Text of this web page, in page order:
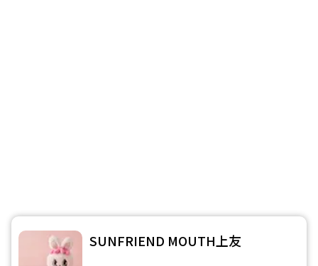
SUNFRIEND MOUTH上友